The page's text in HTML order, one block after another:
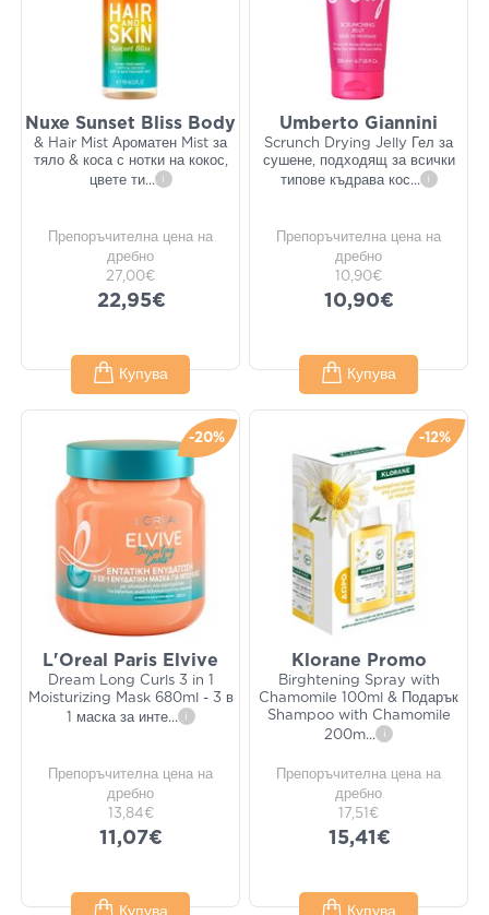
Nuxe Sunset Bliss Body
& Hair Mist Ароматен Mist за
тяло & коса с нотки на кокос,
цвете ти... i
Препоръчителна цена на
дребно
27,00€
22,95€
Купува
Umberto Giannini
Scrunch Drying Jelly Гел за
сушене, подходящ за всички
типове къдрава кос... i
Препоръчителна цена на
дребно
10,90€
10,90€
Купува
-20%
L'Oreal Paris Elvive
Dream Long Curls 3 in 1
Moisturizing Mask 680ml - 3 в
1 маска за инте... i
Препоръчителна цена на
дребно
13,84€
11,07€
Купува
-12%
Klorane Promo
Birghtening Spray with
Chamomile 100ml & Подарък
Shampoo with Chamomile
200m... i
Препоръчителна цена на
дребно
17,51€
15,41€
Купува